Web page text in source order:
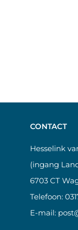
CONTACT
Hesselink
(ingang
6703 CT
Telefoon:
E-mail: